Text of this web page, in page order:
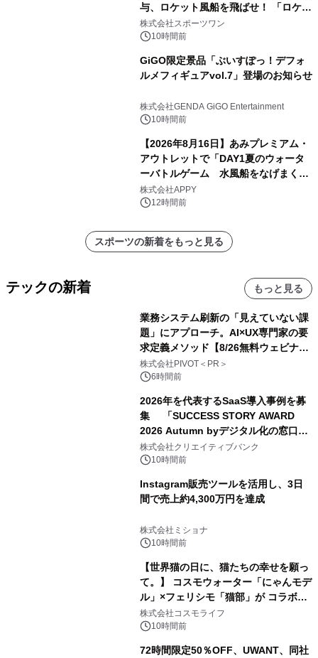
与、ロケット風船を飛ばせ！ 「ロケッ
トマラソン2026」開催
株式会社スポーツワン
10時間前
GiGO限定景品「ぶいすぽっ！デフォ
ルメフィギュアvol.7」登場のお知らせ
株式会社GENDA GiGO Entertainment
10時間前
【2026年8月16日】あみプレミアム・
アウトレットで「DAY1夏のウォータ
ーバトルゲーム 水風船をなげまくろ
う！」を開催
株式会社APPY
12時間前
スポーツの新着をもっと見る
テックの新着 もっと見る
業務システム刷新の「見えていない課
題」にアプローチ。AI×UX専門家の要
求定義メソッド【8/26無料ウェビナ
ー】株式会社PIVOT
株式会社PIVOT＜PR＞
6時間前
2026年を代表するSaaS導入事例を募
集 「SUCCESS STORY AWARD
2026 Autumn byデジタル化の窓口」
開催
株式会社クリエイティブバンク
10時間前
Instagram販売ツールを活用し、3日
間で売上約4,300万円を達成
株式会社ミショナ
10時間前
【世界猫の日に、猫たちの幸せを願っ
て。】 コスモウォーター「にゃんモデ
ル」×フェリシモ「猫部」が コラボキ
ャンペーンを実施
株式会社コスモライフ
10時間前
72時間限定50％OFF、UWANT、同社